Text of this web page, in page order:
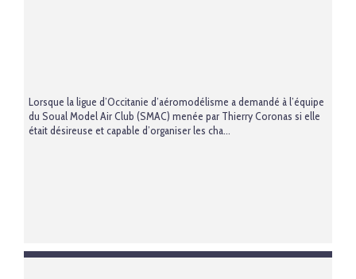
Lorsque la ligue d’Occitanie d’aéromodélisme a demandé à l’équipe
du Soual Model Air Club (SMAC) menée par Thierry Coronas si elle
était désireuse et capable d’organiser les cha...